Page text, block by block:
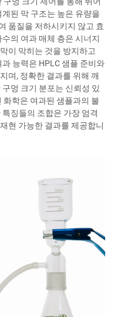
된 막 구조는 높은 유량을
품질을 저하시키지 않고 효
의 여과 매체 층은 시너지
이 막히는 것을 방지하고
능력은 HPLC 샘플 준비와
며, 정확한 결과를 위해 깨
멍 크기 분포는 신뢰성 있
화학은 여과된 샘플과의 불
징들의 조합은 가장 엄격
현 가능한 결과를 제공합니